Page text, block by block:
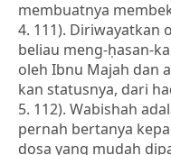
membuatnya
111). Diriwayatkan
beliau meng-ḥasan-
oleh Ibnu Majah dan
kan statusnya, dari
112). Wabishah
pernah bertanya
dosa yang mudah